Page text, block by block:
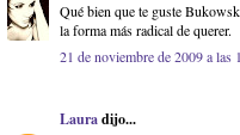
Qué bien que te guste
la forma más radical de querer.
21 de noviembre de 2009 a las
Lauradijo...